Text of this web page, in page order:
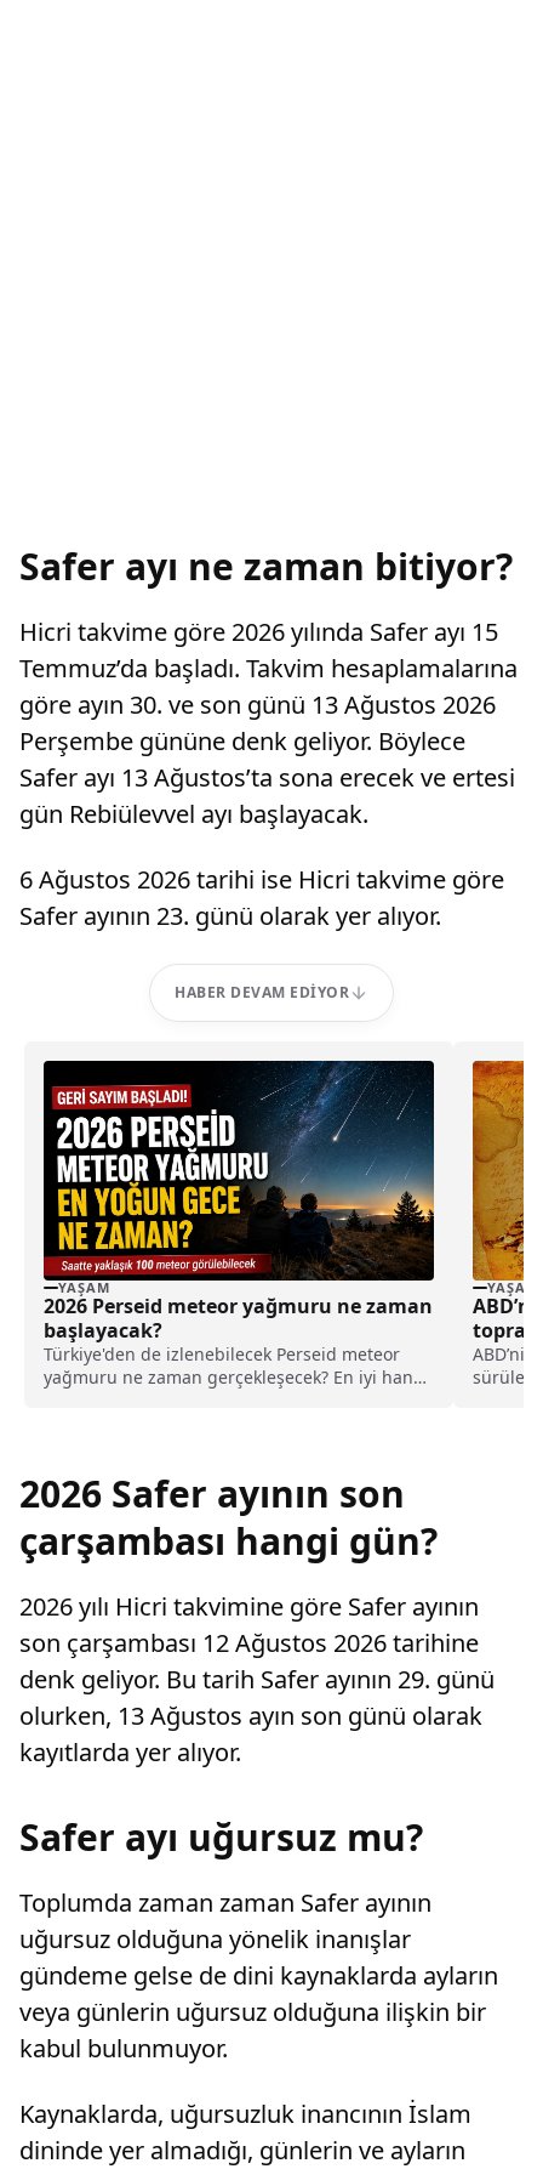
Safer ayı ne zaman bitiyor?
Hicri takvime göre 2026 yılında Safer ayı 15
Temmuz’da başladı. Takvim hesaplamalarına
göre ayın 30. ve son günü 13 Ağustos 2026
Perşembe gününe denk geliyor. Böylece
Safer ayı 13 Ağustos’ta sona erecek ve ertesi
gün Rebiülevvel ayı başlayacak.
6 Ağustos 2026 tarihi ise Hicri takvime göre
Safer ayının 23. günü olarak yer alıyor.
HABER DEVAM EDIYOR
YAŞAM
2026 Perseid meteor yağmuru ne zaman
başlayacak?
Türkiye'den de izlenebilecek Perseid meteor
yağmuru ne zaman gerçekleşecek? En iyi hangi
YAŞAM
toprak
sürülen
2026 Safer ayının son
çarşambası hangi gün?
2026 yılı Hicri takvimine göre Safer ayının
son çarşambası 12 Ağustos 2026 tarihine
denk geliyor. Bu tarih Safer ayının 29. günü
olurken, 13 Ağustos ayın son günü olarak
kayıtlarda yer alıyor.
Safer ayı uğursuz mu?
Toplumda zaman zaman Safer ayının
uğursuz olduğuna yönelik inanışlar
gündeme gelse de dini kaynaklarda ayların
veya günlerin uğursuz olduğuna ilişkin bir
kabul bulunmuyor.
Kaynaklarda, uğursuzluk inancının İslam
dininde yer almadığı, günlerin ve ayların